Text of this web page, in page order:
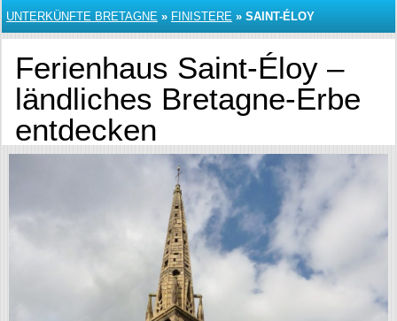
UNTERKÜNFTE BRETAGNE » FINISTERE » SAINT-ÉLOY
Ferienhaus Saint-Éloy –
ländliches Bretagne-Erbe
entdecken